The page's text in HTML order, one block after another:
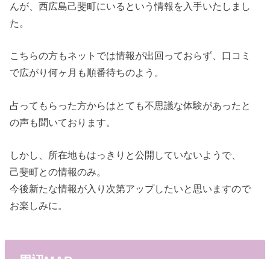
んが、西広島己斐町にいるという情報を入手いたしまし
た。
こちらの方もネットでは情報が出回っておらず、口コミ
で広がり何ヶ月も順番待ちのよう。
占ってもらった方からはとても不思議な体験があったと
の声も聞いております。
しかし、所在地もはっきりと公開していないようで、
己斐町との情報のみ。
今後新たな情報が入り次第アップしたいと思いますので
お楽しみに。